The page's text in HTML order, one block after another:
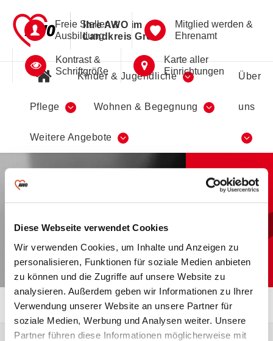
Diese Webseite verwendet Cookies
Wir verwenden Cookies, um Inhalte und Anzeigen zu
personalisieren, Funktionen für soziale Medien anbieten
zu können und die Zugriffe auf unsere Website zu
analysieren. Außerdem geben wir Informationen zu Ihrer
Verwendung unserer Website an unsere Partner für
soziale Medien, Werbung und Analysen weiter. Unsere
Partner führen diese Informationen möglicherweise mit
Ihre AWO im
Landkreis Greiz
Freie Stellen &
Ausbildung
Mitglied werden &
Ehrenamt
Kontrast &
Schriftgröße
Karte aller
Einrichtungen
Kinder & Jugendliche
Pflege Wohnen & Begegnung
Weitere Angebote
Über
uns
Weida
aktiv!
Übersicht Ansprechpartner Anfahrt